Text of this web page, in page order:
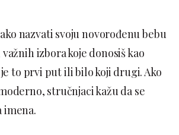
nazvati svoju novorođenu bebu
izbora koje donosiš kao
to prvi put ili bilo koji drugi. Ako
stručnjaci kažu da se
imena.